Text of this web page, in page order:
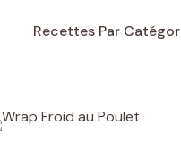
Recettes Par